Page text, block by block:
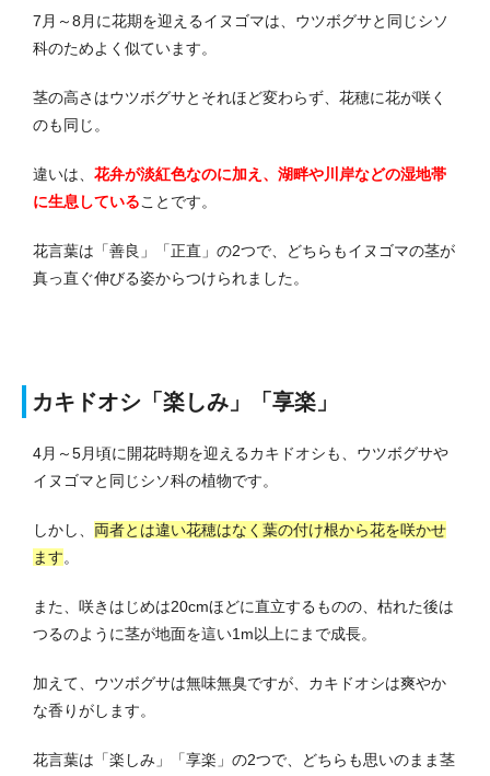
7月～8月に花期を迎えるイヌゴマは、ウツボグサと同じシソ
科のためよく似ています。
茎の高さはウツボグサとそれほど変わらず、花穂に花が咲く
のも同じ。
違いは、 花弁が淡紅色なのに加え、湖畔や川岸などの湿地帯
に生息していることです。
花言葉は「善良」「正直」の2つで、どちらもイヌゴマの茎が
真っ直ぐ伸びる姿からつけられました。
カキドオシ「楽しみ」「享楽」
4月～5月頃に開花時期を迎えるカキドオシも、ウツボグサや
イヌゴマと同じシソ科の植物です。
しかし、 両者とは違い花穂はなく葉の付け根から花を咲かせ
ます。
また、咲きはじめは20cmほどに直立するものの、枯れた後は
つるのように茎が地面を這い1m以上にまで成長。
加えて、ウツボグサは無味無臭ですが、カキドオシは爽やか
な香りがします。
花言葉は「楽しみ」「享楽」の2つで、どちらも思いのまま茎